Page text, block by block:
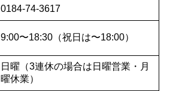
0184-74-3617
9:00〜18:30（祝日は〜18:00）
日曜（3連休の場合は日曜営業・月
曜休業）